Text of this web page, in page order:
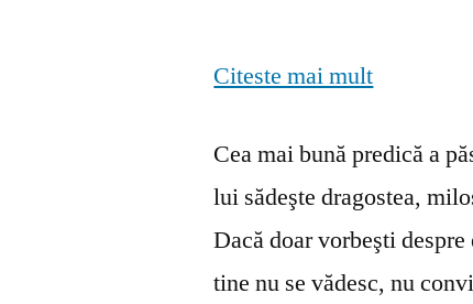
Citeste mai mult
Cea mai bună predică a
lui sădeşte dragostea,
Dacă doar vorbeşti
tine nu se vă­desc, nu